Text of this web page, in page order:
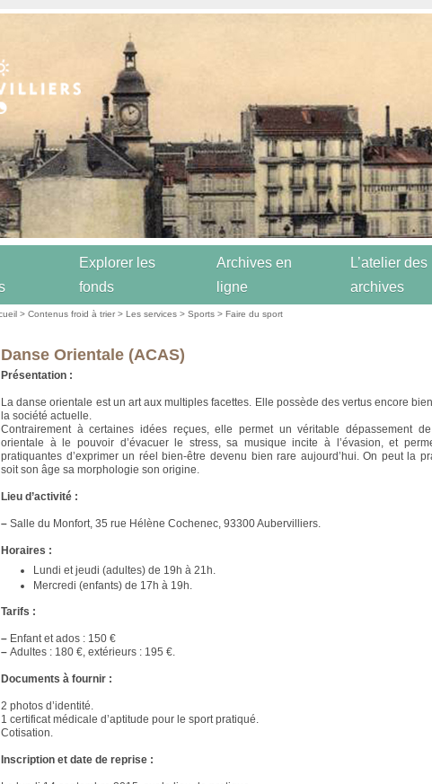
Explorer les
fonds
Archives en
ligne
L’atelier des
archives
>Contenus froid à trier >Les services >Sports >Faire du sport
Danse Orientale (ACAS)
Présentation :
La danse orientale est un art aux multiples facettes. Elle possède des vertus encore
la société actuelle.
Contrairement à certaines idées reçues, elle permet un véritable dépassement
orientale à le pouvoir d’évacuer le stress, sa musique incite à l’évasion, et
pratiquantes d’exprimer un réel bien-être devenu bien rare aujourd’hui. On peut la
soit son âge sa morphologie son origine.
Lieu d’activité :
– Salle du Monfort, 35 rue Hélène Cochenec, 93300 Aubervilliers.
Horaires :
Lundi et jeudi (adultes) de 19h à 21h.
Mercredi (enfants) de 17h à 19h.
Tarifs :
– Enfant et ados : 150 €
– Adultes : 180 €, extérieurs : 195 €.
Documents à fournir :
2 photos d’identité.
1 certificat médicale d’aptitude pour le sport pratiqué.
Cotisation.
Inscription et date de reprise :